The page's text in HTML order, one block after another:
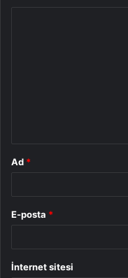
Ad *
E-posta *
İnternet sitesi